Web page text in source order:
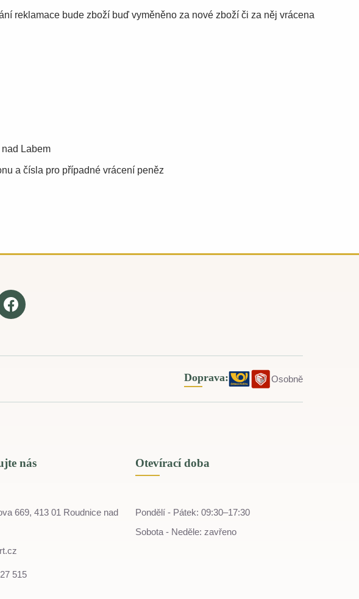
reklamace bude zboží buď vyměněno za nové zboží či za něj vrácena
Labem
a čísla pro případné vrácení peněz
Doprava: Osobně
nás
669, 413 01 Roudnice nad
515
Otevírací doba
Pondělí - Pátek: 09:30–17:30
Sobota - Neděle: zavřeno